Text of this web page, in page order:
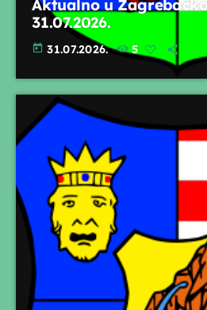
Aktualno u
31.07.2026.
today 31.07.2026. 5